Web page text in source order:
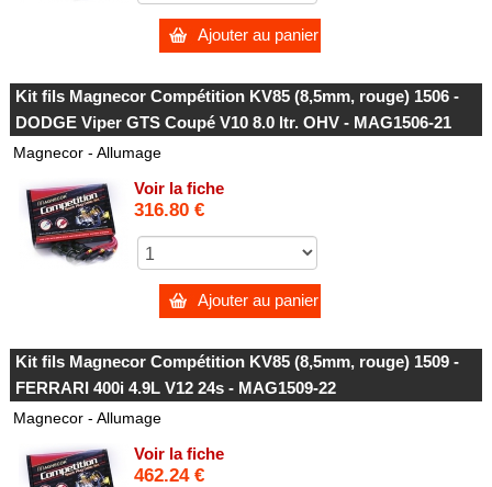
Ajouter au panier
Kit fils Magnecor Compétition KV85 (8,5mm, rouge) 1506 -
DODGE Viper GTS Coupé V10 8.0 ltr. OHV - MAG1506-21
Magnecor - Allumage
Voir la fiche
316.80 €
Ajouter au panier
Kit fils Magnecor Compétition KV85 (8,5mm, rouge) 1509 -
FERRARI 400i 4.9L V12 24s - MAG1509-22
Magnecor - Allumage
Voir la fiche
462.24 €